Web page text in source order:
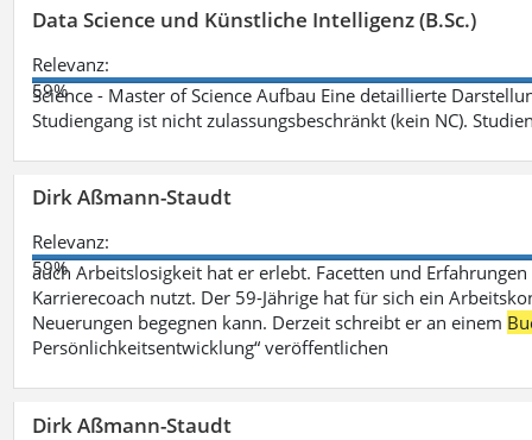
Data Science und Künstliche Intelligenz (B.Sc.)
Relevanz:
59%
Science - Master of Science Aufbau Eine detaillierte
Studiengang ist nicht zulassungsbeschränkt (kein NC).
Dirk Aßmann-Staudt
Relevanz:
59%
auch Arbeitslosigkeit hat er erlebt. Facetten und
Karrierecoach nutzt. Der 59-Jährige hat für sich ein
Neuerungen begegnen kann. Derzeit schreibt er an einem
Persönlichkeitsentwicklung“ veröffentlichen
Dirk Aßmann-Staudt